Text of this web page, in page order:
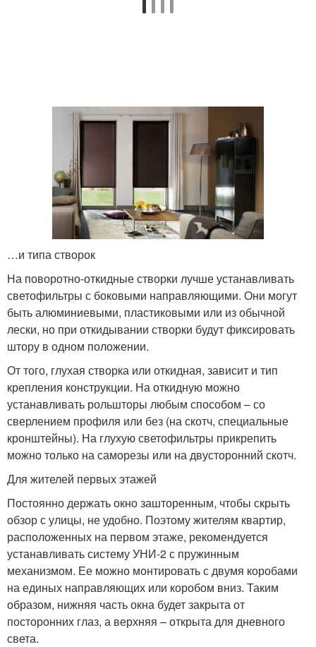
…и типа створок
На поворотно-откидные створки лучше устанавливать
светофильтры с боковыми направляющими. Они могут
быть алюминиевыми, пластиковыми или из обычной
лески, но при откидывании створки будут фиксировать
штору в одном положении.
От того, глухая створка или откидная, зависит и тип
крепления конструкции. На откидную можно
устанавливать рольшторы любым способом – со
сверлением профиля или без (на скотч, специальные
кронштейны). На глухую светофильтры прикрепить
можно только на саморезы или на двусторонний скотч.
Для жителей первых этажей
Постоянно держать окно зашторенным, чтобы скрыть
обзор с улицы, не удобно. Поэтому жителям квартир,
расположенных на первом этаже, рекомендуется
устанавливать систему УНИ-2 с пружинным
механизмом. Ее можно монтировать с двумя коробами
на единых направляющих или коробом вниз. Таким
образом, нижняя часть окна будет закрыта от
посторонних глаз, а верхняя – открыта для дневного
света.